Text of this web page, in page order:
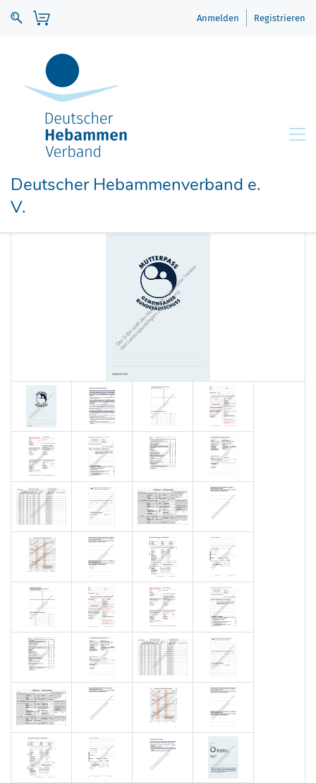
Anmelden Registrieren
Deutscher Hebammenverband e.
V.